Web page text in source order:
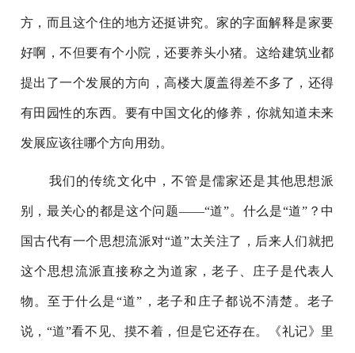
方，而且这个住的地方还挺讲究。家的字面解释是家要
好啊，不但要有个小院，还要养头小猪。这给建筑业都
提出了一个发展的方向，高楼大厦盖得差不多了，还得
有田园性的东西。要有中国文化的修养，你就知道未来
发展应该往哪个方向用劲。
我们的传统文化中，不管是儒家还是其他思想派
别，最关心的都是这个问题——“道”。什么是“道”？中
国古代有一个思想流派对“道”太关注了，后来人们就把
这个思想流派直接称之为道家，老子、庄子是代表人
物。至于什么是“道”，老子和庄子都说不清楚。老子
说，“道”看不见、摸不着，但是它还存在。《礼记》里